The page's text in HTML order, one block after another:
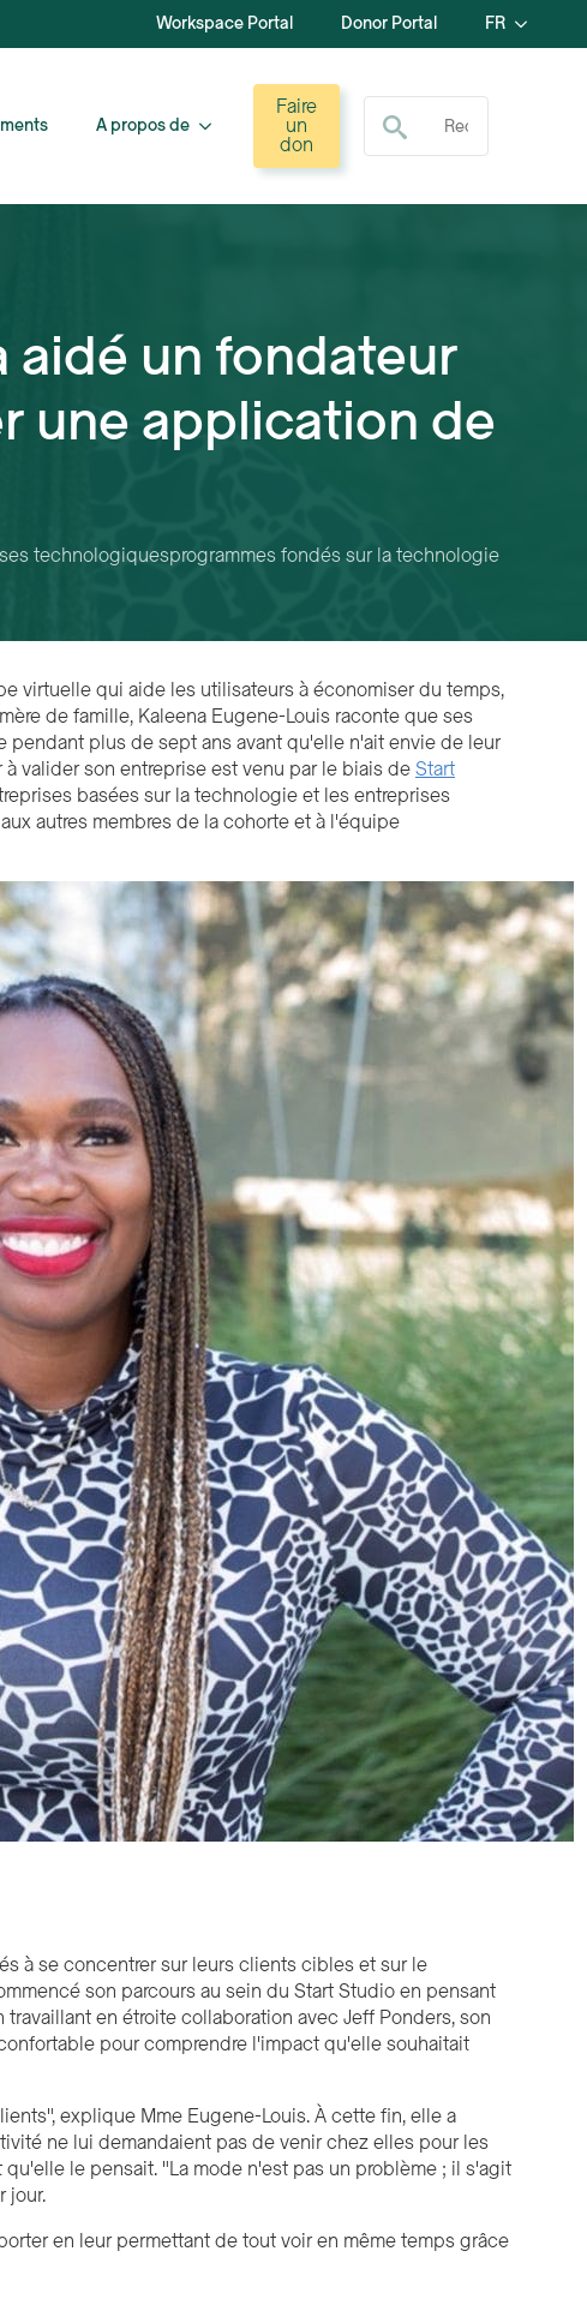
Workspace Portal Donor Portal FR
A propos de
Faire
un
don
Recherche de :
aidé un fondateur
une application de
technologiquesprogrammes fondés sur la technologie
virtuelle qui aide les utilisateurs à économiser du temps,
de famille, Kaleena Eugene-Louis raconte que ses
plus de sept ans avant qu'elle n'ait envie de leur
valider son entreprise est venu par le biais deStart
basées sur la technologie et les entreprises
autres membres de la cohorte et à l'équipe
à se concentrer sur leurs clients cibles et sur le
son parcours au sein du Start Studio en pensant
en étroite collaboration avec Jeff Ponders, son
pour comprendre l'impact qu'elle souhaitait
explique Mme Eugene-Louis. À cette fin, elle a
ne lui demandaient pas de venir chez elles pour les
le pensait. "La mode n'est pas un problème ; il s'agit
jour.
en leur permettant de tout voir en même temps grâce